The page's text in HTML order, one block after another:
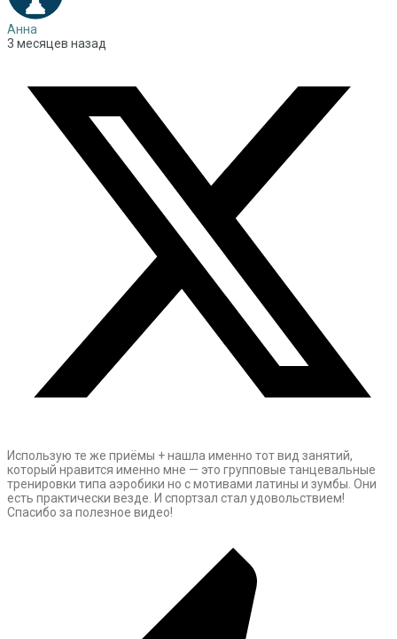
Анна
3 месяцев назад
Использую те же приёмы + нашла именно тот вид занятий,
который нравится именно мне — это групповые танцевальные
тренировки типа аэробики но с мотивами латины и зумбы. Они
есть практически везде. И спортзал стал удовольствием!
Спасибо за полезное видео!